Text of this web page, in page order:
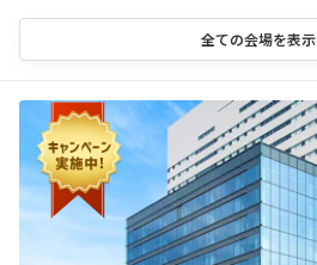
全ての会場を表示